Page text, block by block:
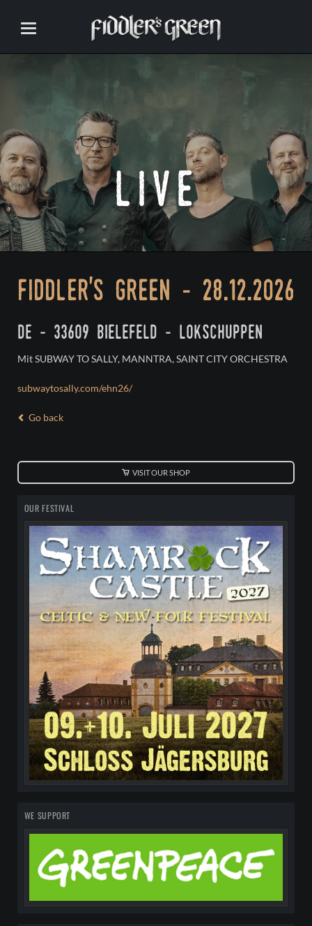
live
fiddler's green - 28.12.2026
de - 33609 bielefeld - lokschuppen
Mit SUBWAY TO SALLY, MANNTRA, SAINT CITY ORCHESTRA
subwaytosally.com/ehn26/
Go back
VISIT OUR SHOP
OUR FESTIVAL
WE SUPPORT